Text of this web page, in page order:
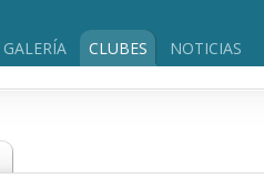
GALERÍA CLUBES NOTICIAS